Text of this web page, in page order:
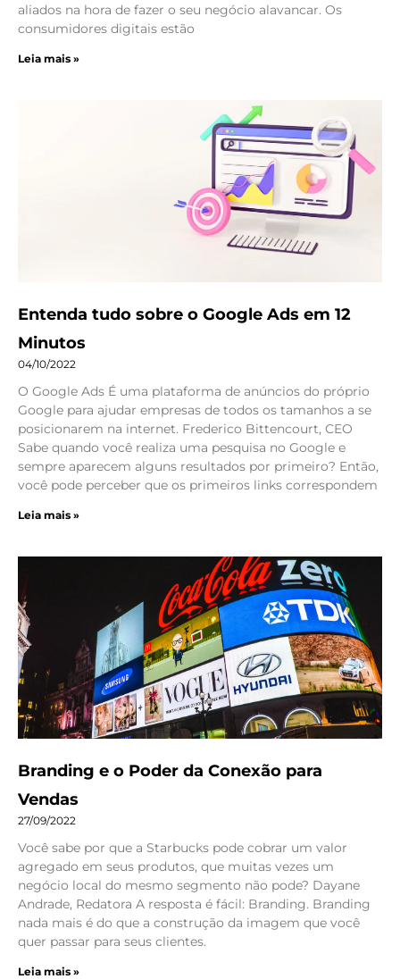
aliados na hora de fazer o seu negócio alavancar. Os
consumidores digitais estão
Leia mais »
Entenda tudo sobre o Google Ads em 12
Minutos
04/10/2022
O Google Ads É uma plataforma de anúncios do próprio
Google para ajudar empresas de todos os tamanhos a se
posicionarem na internet. Frederico Bittencourt, CEO
Sabe quando você realiza uma pesquisa no Google e
sempre aparecem alguns resultados por primeiro? Então,
você pode perceber que os primeiros links correspondem
Leia mais »
Branding e o Poder da Conexão para
Vendas
27/09/2022
Você sabe por que a Starbucks pode cobrar um valor
agregado em seus produtos, que muitas vezes um
negócio local do mesmo segmento não pode? Dayane
Andrade, Redatora A resposta é fácil: Branding. Branding
nada mais é do que a construção da imagem que você
quer passar para seus clientes.
Leia mais »